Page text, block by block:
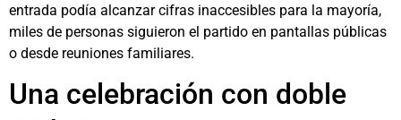
entrada podía alcanzar cifras inaccesibles para la mayoría,
miles de personas siguieron el partido en pantallas públicas
o desde reuniones familiares.
Una celebración con doble